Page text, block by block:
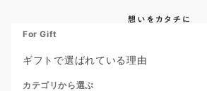
For Gift
ギフトで選ばれている理由
カテゴリから選ぶ